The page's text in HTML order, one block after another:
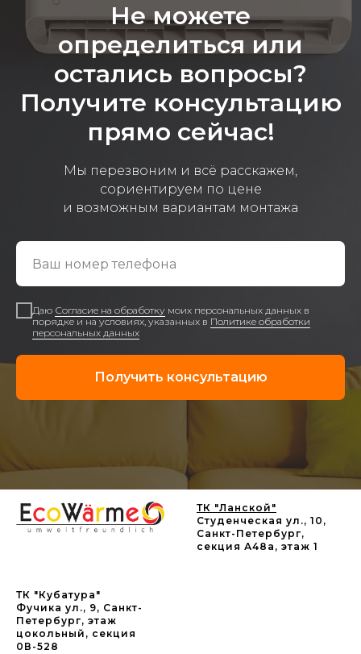
Не можете
определиться или
остались вопросы?
Получите консультацию
прямо сейчас!
Мы перезвоним и всё расскажем,
сориентируем по цене
и возможным вариантам монтажа
Даю Согласие на обработку моих персональных данных в
порядке и на условиях, указанных в Политике обработки
персональных данных
Получить консультацию
ТК "Ланской"
Студенческая ул., 10,
Санкт-Петербург,
секция А48а, этаж 1
ТК "Кубатура"
Фучика ул., 9, Санкт-
Петербург, этаж
цокольный, секция
0В-528